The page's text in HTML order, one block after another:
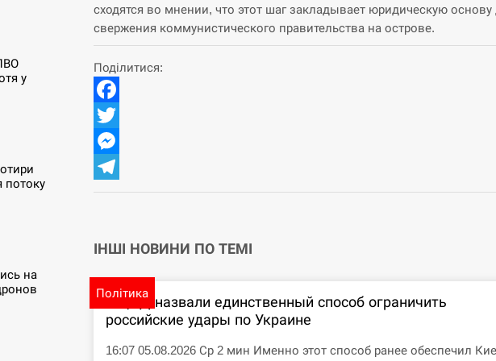
у
потоку
на
сходятся во мнении, что этот шаг закладывает юридическую основу
свержения коммунистического правительства на острове.
Поділитися:
Facebook
Twitter
Messenger
Telegram
ІНШІ НОВИНИ ПО ТЕМІ
Політика
В ЦПД назвали единственный способ ограничить
российские удары по Украине
16:07 05.08.2026 Ср 2 мин Именно этот способ ранее обеспечил